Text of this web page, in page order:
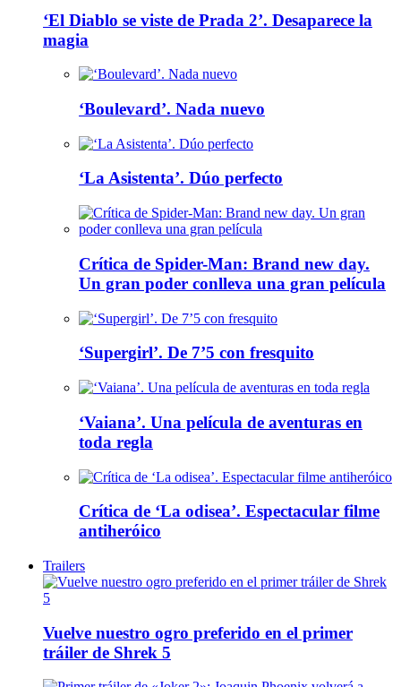
‘El Diablo se viste de Prada 2’. Desaparece la
magia
‘Boulevard’. Nada nuevo
‘La Asistenta’. Dúo perfecto
Crítica de Spider-Man: Brand new day.
Un gran poder conlleva una gran película
‘Supergirl’. De 7’5 con fresquito
‘Vaiana’. Una película de aventuras en
toda regla
Crítica de ‘La odisea’. Espectacular filme
antiheróico
Trailers
Vuelve nuestro ogro preferido en el primer
tráiler de Shrek 5